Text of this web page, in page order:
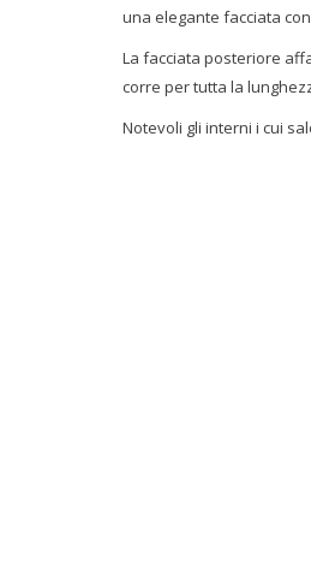
una elegante facciata
La facciata posteriore
corre per tutta la
Notevoli gli interni i cui